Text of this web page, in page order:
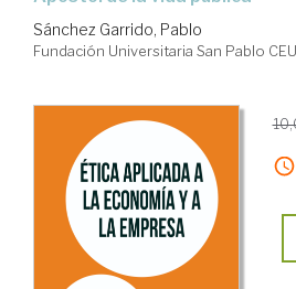
Sánchez Garrido, Pablo
Fundación Universitaria San Pablo